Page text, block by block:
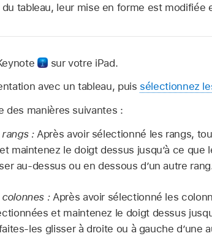
tableau, leur mise en forme est modifiée
sur votre iPad.
avec un tableau, puis sélectionnez
des manières suivantes :
: Après avoir sélectionné les rangs,
maintenez le doigt dessus jusqu’à ce que
au-dessus ou en dessous d’un autre
colonnes :Après avoir sélectionné les
et maintenez le doigt dessus
les glisser à droite ou à gauche d’une